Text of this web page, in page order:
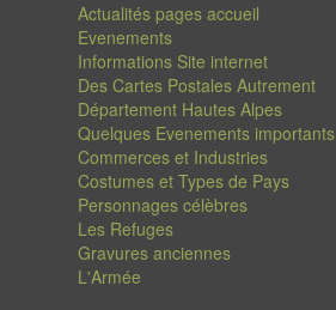
Actualités pages accueil
Evenements
Informations Site internet
Des Cartes Postales Autrement
Département Hautes Alpes
Quelques Evenements importants
Commerces et Industries
Costumes et Types de Pays
Personnages célèbres
Les Refuges
Gravures anciennes
L'Armée